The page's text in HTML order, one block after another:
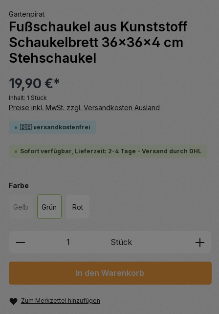
Gartenpirat
Fußschaukel aus Kunststoff
Schaukelbrett 36x36x4 cm
Stehschaukel
19,90 €*
Inhalt: 1 Stück
Preise inkl. MwSt. zzgl. Versandkosten Ausland
🇩🇪 versandkostenfrei
Sofort verfügbar, Lieferzeit: 2-4 Tage - Versand durch DHL
Farbeauswählen
Gelb(Diese Option ist zurzeit nicht verfügbar.)
Grün Rot
Produkt Anzahl: Gib den
Stück
In den Warenkorb
Zum Merkzettel hinzufügen